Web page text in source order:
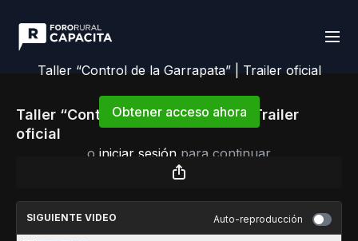
Taller “Control de la Garrapata” | Trailer oficial
Obtener acceso ahora
o iniciar sesión para continuar
Taller “Control de la Garrapata” | Trailer
oficial
SIGUIENTE VIDEO Auto-reproducción